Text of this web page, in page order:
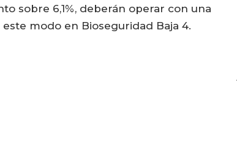
sobre 6,1%, deberán operar con una
modo en Bioseguridad Baja 4.